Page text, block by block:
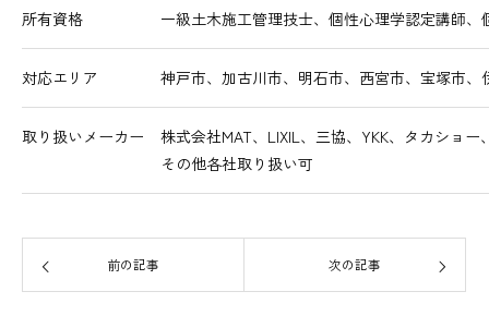
所有資格 一級土木施工管理技士、個性心理学認定講師
対応エリア 神戸市、加古川市、明石市、西宮市、宝塚市、
取り扱いメーカー
株式会社MAT、LIXIL、三協、YKK、タカショ
その他各社取り扱い可
前の記事 次の記事